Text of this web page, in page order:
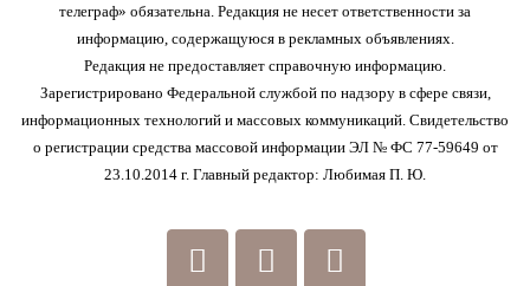
телеграф» обязательна. Редакция не несет ответственности за
информацию, содержащуюся в рекламных объявлениях.
Редакция не предоставляет справочную информацию.
Зарегистрировано Федеральной службой по надзору в сфере связи,
информационных технологий и массовых коммуникаций. Свидетельство
о регистрации средства массовой информации ЭЛ № ФС 77-59649 от
23.10.2014 г. Главный редактор: Любимая П. Ю.